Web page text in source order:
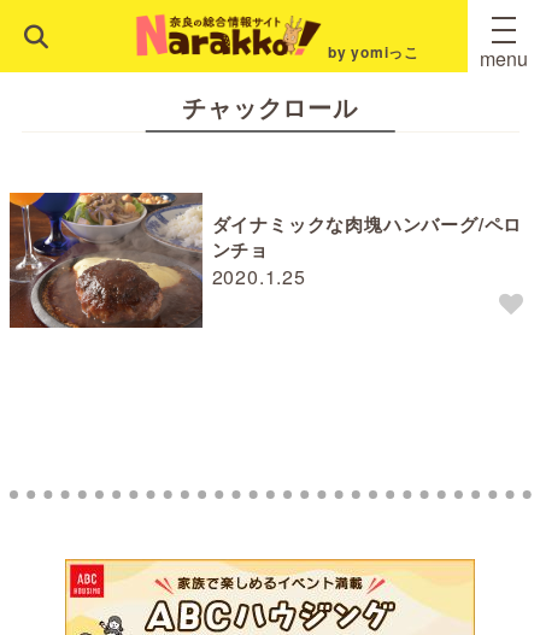
by yomiっこ menu
チャックロール
2020.1.25
ダイナミックな肉塊ハンバーグ/ペロ
ンチョ